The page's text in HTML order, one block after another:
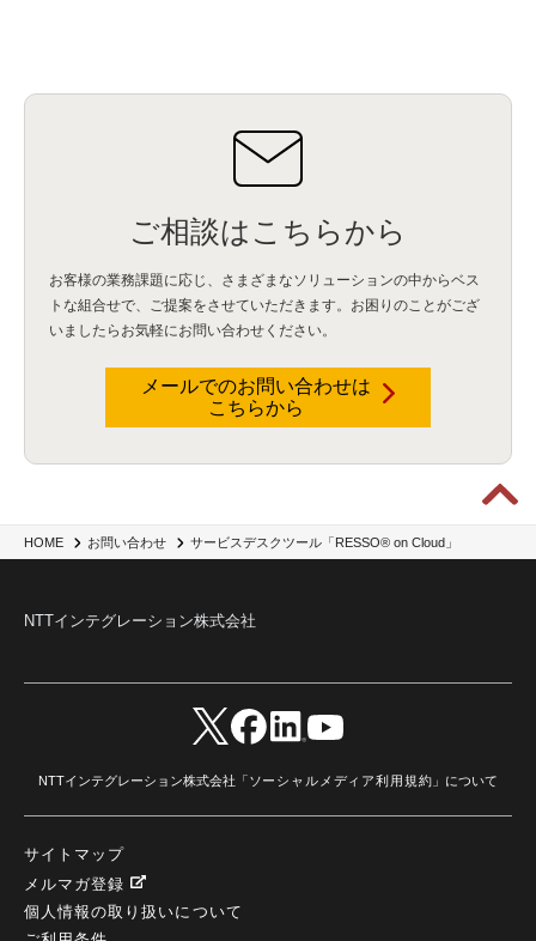
HOME お問い合わせ サービスデスクツール「RESSO® on Cloud」
ご相談はこちらから
お客様の業務課題に応じ、さまざまなソリューションの中からベス
トな組合せで、
ご提案をさせていただきます。お困りのことがござ
いましたらお気軽にお問い合わせください。
メールでのお問い合わせは
こちらから
NTTインテグレーション株式会社
NTTインテグレーション株式会社「ソーシャルメディア利用規約 」について
サイトマップ
メルマガ登録
個人情報の取り扱いについて